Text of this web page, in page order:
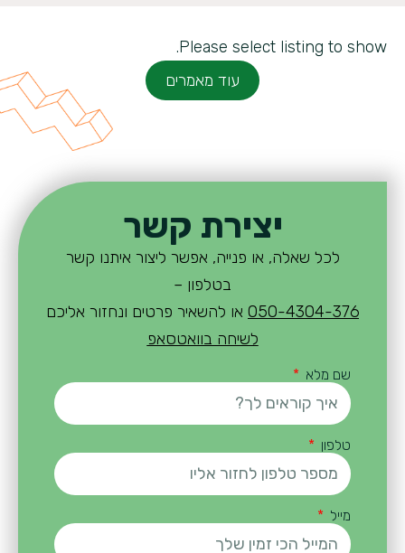
Please select listing to show.
עוד מאמרים
יצירת קשר
לכל שאלה, או פנייה, אפשר ליצור איתנו קשר
בטלפון –
050-4304-376 או להשאיר פרטים ונחזור אליכם
לשיחה בוואטסאפ
שם מלא
טלפון
מייל